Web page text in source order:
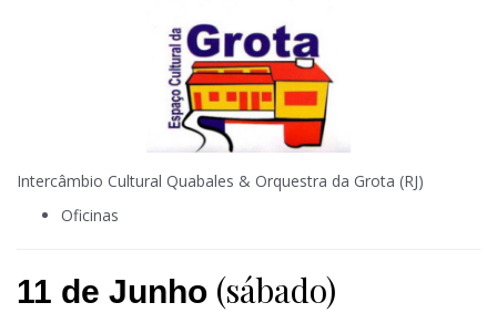
Intercâmbio Cultural Quabales & Orquestra da Grota (RJ)
Oficinas
11 de Junho (sábado)